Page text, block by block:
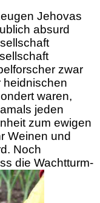
Jehovas
absurd
zwar
heidnischen
waren,
jeden
zum ewigen
Weinen und
Noch
die Wachtturm-